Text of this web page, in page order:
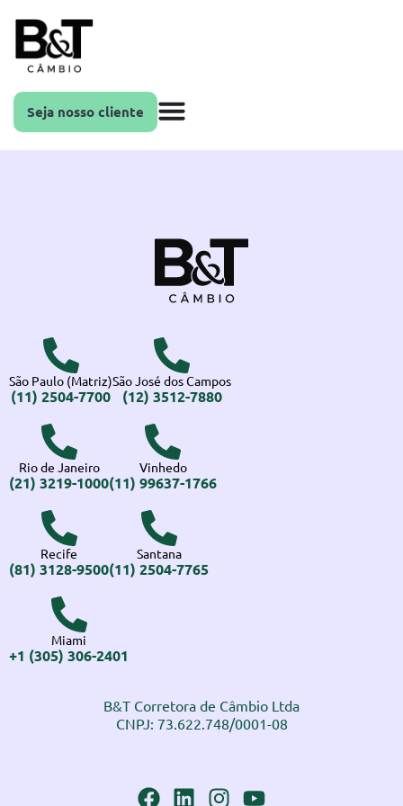
Seja nosso cliente
São Paulo (Matriz)
(11) 2504-7700
São José dos Campos
(12) 3512-7880
Rio de Janeiro
(21) 3219-1000
Vinhedo
(11) 99637-1766
Recife
(81) 3128-9500
Santana
(11) 2504-7765
Miami
+1 (305) 306-2401
B&T Corretora de Câmbio Ltda
CNPJ: 73.622.748/0001-08